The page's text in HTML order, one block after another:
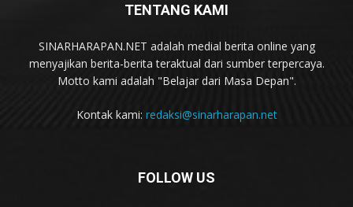
TENTANG KAMI
SINARHARAPAN.NET adalah medial berita online yang
menyajikan berita-berita teraktual dari sumber terpercaya.
Motto kami adalah "Belajar dari Masa Depan".
Kontak kami: redaksi@sinarharapan.net
FOLLOW US